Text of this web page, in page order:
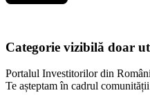
Categorie vizibilă doar
Portalul Investitorilor din
Te așteptam în cadrul